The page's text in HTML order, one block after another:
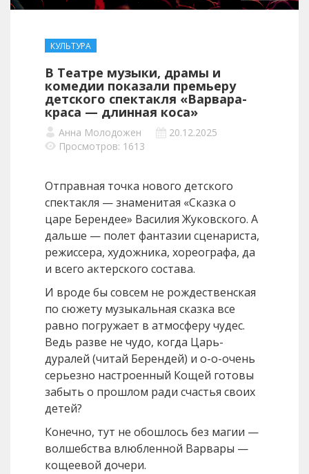
КУЛЬТУРА
В Театре музыки, драмы и
комедии показали премьеру
детского спектакля «Варвара-
краса — длинная коса»
Анна Молодожен
20.12.2025
Просмотров: 1613
Отправная точка нового детского
спектакля — знаменитая «Сказка о
царе Берендее» Василия Жуковского. А
дальше — полет фантазии сценариста,
режиссера, художника, хореографа, да
и всего актерского состава.
И вроде бы совсем не рождественская
по сюжету музыкальная сказка все
равно погружает в атмосферу чудес.
Ведь разве не чудо, когда Царь-
дуралей (читай Берендей) и о-о-очень
серьезно настроенный Кощей готовы
забыть о прошлом ради счастья своих
детей?
Конечно, тут не обошлось без магии —
волшебства влюбленной Варвары —
кощеевой дочери.